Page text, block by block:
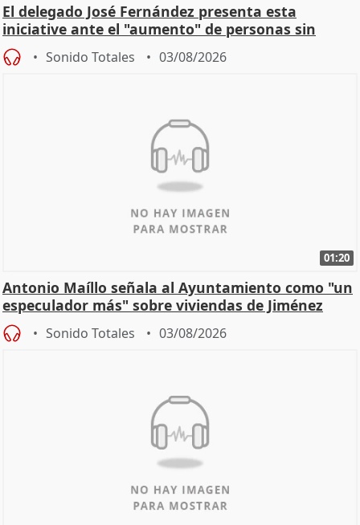
El delegado José Fernández presenta esta
iniciative ante el "aumento" de personas sin
hogar en Madri
Sonido Totales 03/08/2026
01:20
Antonio Maíllo señala al Ayuntamiento como "un
especulador más" sobre viviendas de Jiménez
Becerril
Sonido Totales 03/08/2026